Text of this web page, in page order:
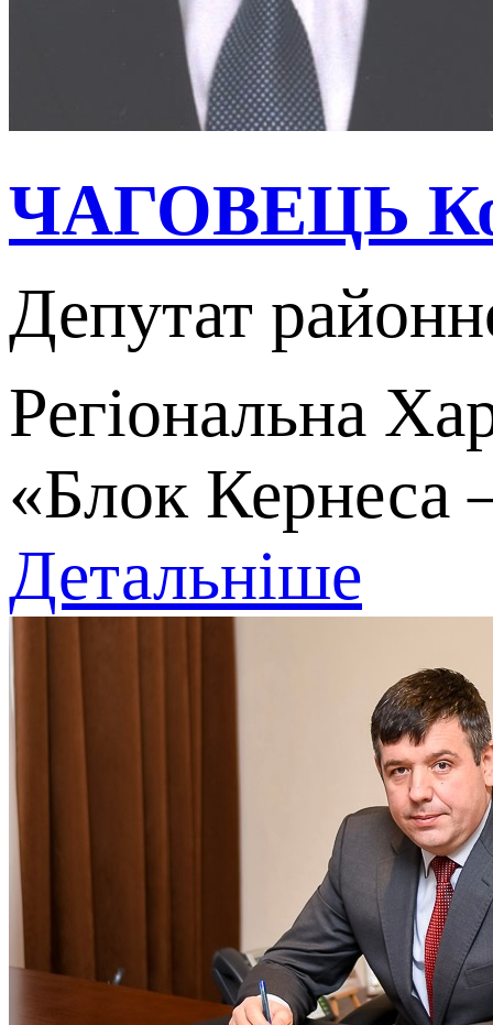
ЧАГОВЕЦЬ
Депутат
Регіональна
«Блок Кернеса
Детальніше